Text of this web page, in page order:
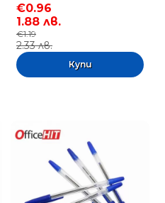
€0.96
1.88 лв.
€1.19
2.33 лв.